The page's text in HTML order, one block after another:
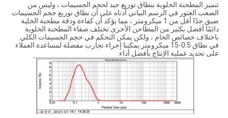
تتميز المطحنة الخلوية بنطاق توزيع جيد لحجم الجسيمات ، وليس من
الصعب العثور في الرسم البياني أدناه على أن نطاق توزيع حجم الجسيمات
ضيق جدًا أقل من 1 ميكرومتر ، مما يؤكد أن كفاءة ودقة مطحنة الخلية
دائمًا أفضل بكثير من المطاحن الأخرى.تختلف صفاء المطحنة الخلوية
باختلاف خصائص الخام ، ولكن يمكن التحكم في حجم الجسيمات الكلي
في نطاق 0.5-15 ميكرومتر.يمكننا إجراء تجارب مفصلة لمساعدة العملاء
على تحديد عملية الإنتاج بأفضل أداء.